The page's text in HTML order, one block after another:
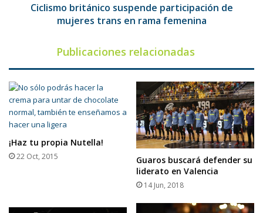
femeninaCiclismo británico suspende participación de
mujeres trans en rama femenina
Publicaciones relacionadas
¡Haz tu propia Nutella!
22 Oct, 2015
Guaros buscará defender su
liderato en Valencia
14 Jun, 2018